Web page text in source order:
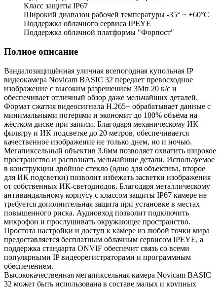
Класс защиты IP67
Широкий диапазон рабочей температуры -35° ~ +60°C
Поддержка облачного сервиса IPEYE
Поддержка облачной платформы "Форпост"
Полное описание
Вандалозащищённая уличная всепогодная купольная IP
видеокамера Novicam BASIC 32 передает превосходное
изображение с высоким разрешением 3Мп 20 к/с и
обеспечивает отличный обзор даже мельчайших деталей.
Формат сжатия видеосигнала H.265+ обрабатывает данные с
минимальными потерями и экономит до 100% объёма на
жёстком диске при записи. Благодаря механическому ИК
фильтру и ИК подсветке до 20 метров, обеспечивается
качественное изображение не только днем, но и ночью.
Мегапиксельный объектив 3.6мм позволяет охватить широкое
пространство и распознать мельчайшие детали. Используемое
в конструкции двойное стекло (одно для объектива, второе
для ИК подсветки) позволит избежать засветки изображения
от собственных ИК-светодиодов. Благодаря металлическому
антивандальному корпусу с классом защиты IP67 камере не
требуется дополнительная защита при установке в местах
повышенного риска. Аудиовход позволит подключить
микрофон и прослушивать окружающее пространство.
Простота настройки и доступ к камере из любой точки мира
предоставляется бесплатным облачным сервисом IPEYE, а
поддержка стандарта ONVIF обеспечит связь со всеми
популярными IP видеорегистраторами и программным
обеспечением.
Высококачественная мегапиксельная камера Novicam BASIC
32 может быть использована в составе малых и крупных